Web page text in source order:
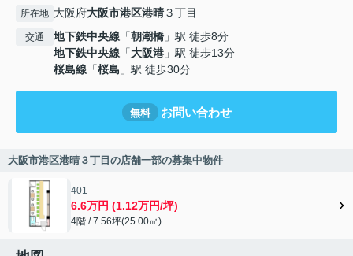
所在地 大阪府大阪市港区港晴３丁目
交通 地下鉄中央線 「朝潮橋 」駅 徒歩8分
地下鉄中央線 「大阪港 」駅 徒歩13分
桜島線 「桜島 」駅 徒歩30分
無料 お問い合わせ
大阪市港区港晴３丁目の店舗一部の募集中物件
401
6.6万円 (1.12万円/坪)
4階 / 7.56坪(25.00㎡)